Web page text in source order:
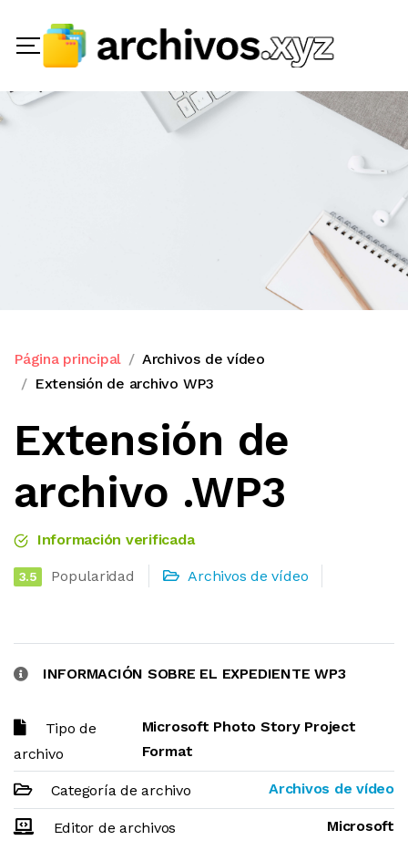
Página principal
Archivos de vídeo
Extensión de archivo WP3
Extensión de
archivo .WP3
Información verificada
3.5 Popularidad Archivos de vídeo
INFORMACIÓN SOBRE EL EXPEDIENTE WP3
Tipo de
archivo
Microsoft Photo Story Project
Format
Categoría de archivo Archivos de vídeo
Editor de archivos Microsoft